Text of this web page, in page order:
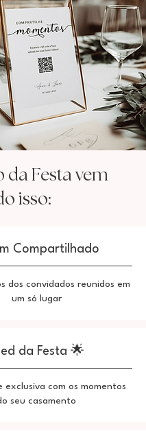
da Festa vem
isso:
Compartilhado
dos convidados reunidos em
um só lugar
da Festa 🌟
exclusiva com os momentos
seu casamento